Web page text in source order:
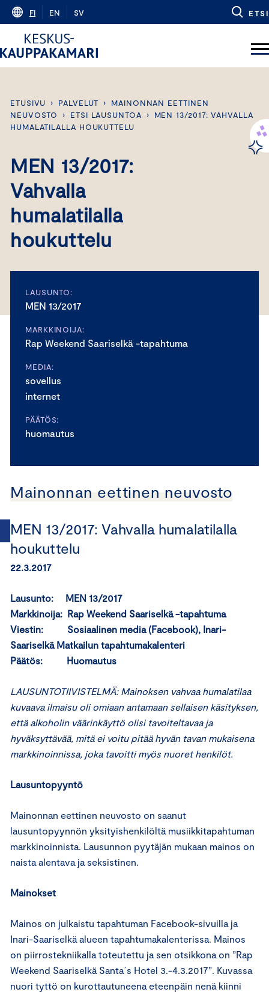
Skip
content
FI EN SV ETSI
ETUSIVU › PALVELUT ›
MAINONNAN EETTINEN
NEUVOSTO
› ETSI LAUSUNTOA ›
MEN 13/2017: VAHVALLA
HUMALATILALLA HOUKUTTELU
MEN 13/2017:
Vahvalla
humalatilalla
houkuttelu
LAUSUNTO:
MEN 13/2017
MARKKINOIJA:
Rap Weekend Saariselkä -tapahtuma
MEDIA:
sovellus
internet
PÄÄTÖS:
huomautus
Mainonnan eettinen neuvosto
MEN 13/2017: Vahvalla humalatilalla
houkuttelu
22.3.2017
Lausunto: MEN 13/2017
Markkinoija: Rap Weekend Saariselkä -tapahtuma
Viestin: Sosiaalinen media (Facebook), Inari-
Saariselkä Matkailun tapahtumakalenteri
Päätös: Huomautus
LAUSUNTOTIIVISTELMÄ: Mainoksen vahvaa humalatilaa
kuvaava ilmaisu oliomiaan antamaan sellaisen käsityksen,
että alkoholin väärinkäyttö olisi tavoiteltavaa ja
hyväksyttävää, mitä ei voitu pitää hyvän tavan mukaisena
markkinoinnissa, joka tavoitti myös nuoret henkilöt.
Lausuntopyyntö
Mainonnan eettinen neuvosto on saanut
lausuntopyynnön yksityishenkilöltä musiikkitapahtuman
markkinoinnista. Lausunnon pyytäjän mukaan mainos on
naista alentava ja seksistinen.
Mainokset
Mainos on julkaistu tapahtuman Facebook-sivuilla ja
Inari-Saariselkä alueen tapahtumakalenterissa. Mainos
on piirrostekniikalla toteutettu ja sen otsikkona on ”Rap
Weekend Saariselkä Santa´s Hotel 3.-4.3.2017”. Kuvassa
nuori tyttö on kurottautuneena eteenpäin nenä kiinni